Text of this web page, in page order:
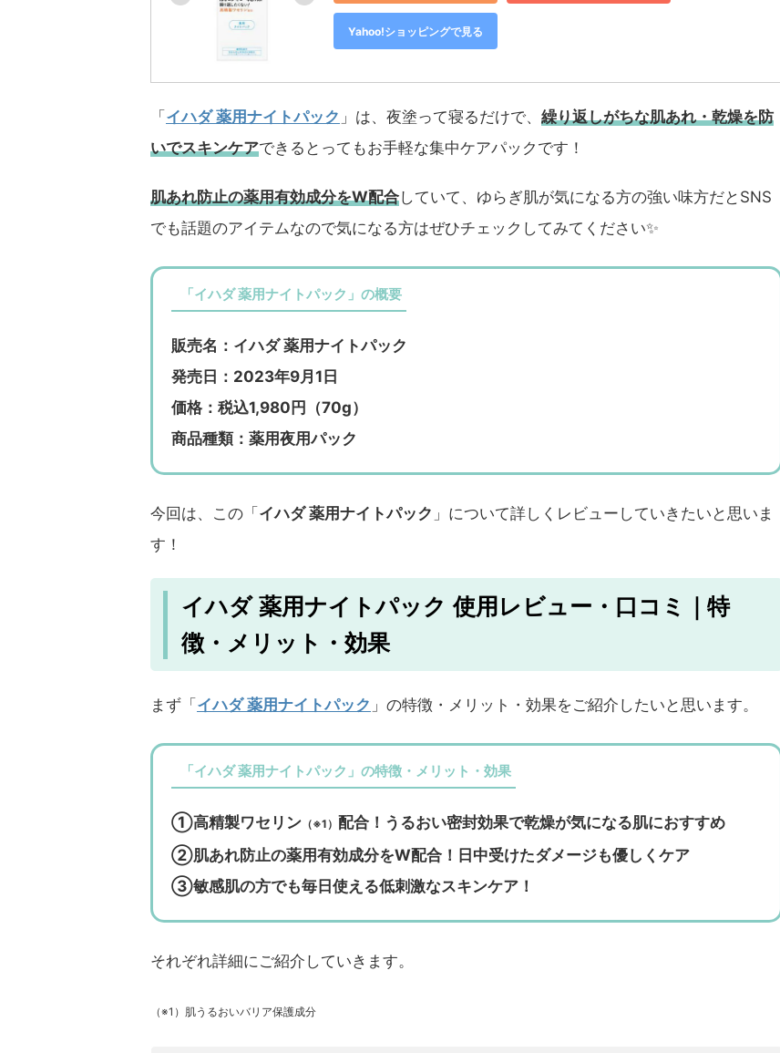
Yahoo!ショッピングで見る
「 イハダ 薬用ナイトパック 」は、夜塗って寝るだけで、 繰り返しがちな肌あれ・乾燥を防
いでスキンケアできるとってもお手軽な集中ケアパックです！
肌あれ防止の薬用有効成分をW配合していて、ゆらぎ肌が気になる方の強い味方だとSNS
でも話題のアイテムなので気になる方はぜひチェックしてみてください✨
「イハダ 薬用ナイトパック」の概要
販売名：イハダ 薬用ナイトパック
発売日：2023年9月1日
価格：税込1,980円（70g）
商品種類：薬用夜用パック
今回は、この「 イハダ 薬用ナイトパック 」について詳しくレビューしていきたいと思いま
す！
イハダ 薬用ナイトパック 使用レビュー・口コミ｜特
徴・メリット・効果
まず「 イハダ 薬用ナイトパック 」の特徴・メリット・効果をご紹介したいと思います。
「イハダ 薬用ナイトパック」の特徴・メリット・効果
①高精製ワセリン （※1） 配合！うるおい密封効果で乾燥が気になる肌におすすめ
②肌あれ防止の薬用有効成分をW配合！日中受けたダメージも優しくケア
③敏感肌の方でも毎日使える低刺激なスキンケア！
それぞれ詳細にご紹介していきます。
（※1）肌うるおいバリア保護成分